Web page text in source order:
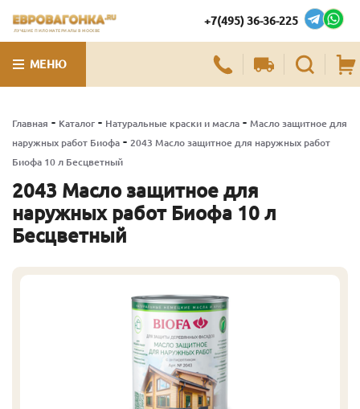
ЛУЧШИЕ ПИЛОМАТЕРИАЛЫ В МОСКВЕ
+7(495) 36-36-225
МЕНЮ
Главная - Каталог - Натуральные краски и масла - Масло защитное для
наружных работ Биофа - 2043 Масло защитное для наружных работ
Биофа 10 л Бесцветный
2043 Масло защитное для
наружных работ Биофа 10 л
Бесцветный